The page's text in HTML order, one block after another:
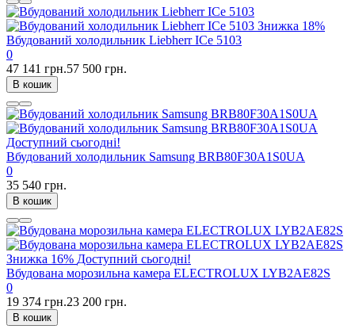
Знижка 18%
Вбудований холодильник Liebherr ICe 5103
0
47 141 грн.57 500 грн.
В кошик
Доступний сьогодні!
Вбудований холодильник Samsung BRB80F30A1S0UA
0
35 540 грн.
В кошик
Знижка 16% Доступний сьогодні!
Вбудована морозильна камера ELECTROLUX LYB2AE82S
0
19 374 грн.23 200 грн.
В кошик